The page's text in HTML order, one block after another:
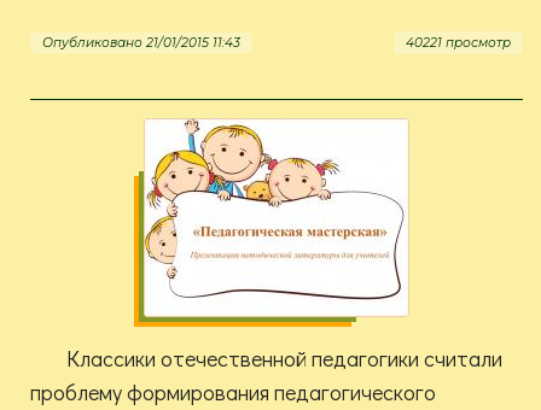
Опубликовано 21/01/2015 11:43 40221 просмотр
Классики отечественной педагогики считали
проблему формирования педагогического